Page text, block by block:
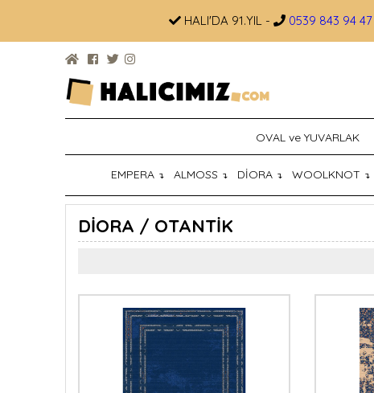
HALI'DA 91.YIL - 0539 843 94 47
OVAL ve YUVARLAK
EMPERA ↴ ALMOSS ↴ DİORA ↴ WOOLKNOT ↴
DİORA / OTANTİK